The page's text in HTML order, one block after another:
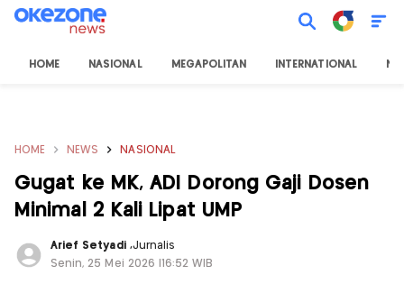
HOME NASIONAL MEGAPOLITAN INTERNATIONAL
HOME NEWS NASIONAL
Gugat ke MK, ADI Dorong Gaji Dosen
Minimal 2 Kali Lipat UMP
Arief Setyadi ,Jurnalis
Senin, 25 Mei 2026 |16:52 WIB